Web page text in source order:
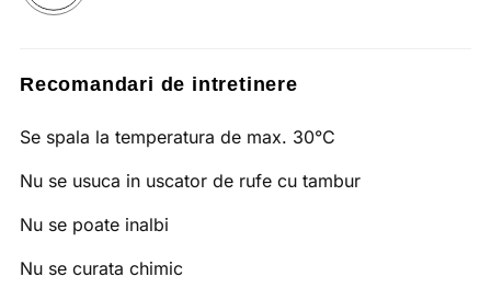
Recomandari de intretinere
Se spala la temperatura de max. 30°C
Nu se usuca in uscator de rufe cu tambur
Nu se poate inalbi
Nu se curata chimic